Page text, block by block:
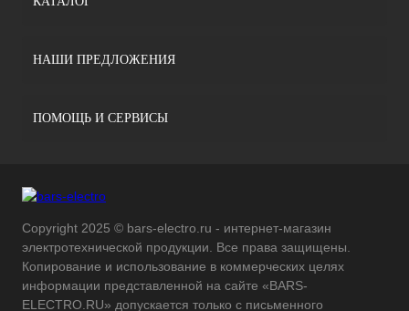
НАШИ ПРЕДЛОЖЕНИЯ
ПОМОЩЬ И СЕРВИСЫ
Copyright 2025 © bars-electro.ru - интернет-магазин
электротехнической продукции. Все права защищены.
Копирование и использование в коммерческих целях
информации представленной на сайте «BARS-
ELECTRO.RU» допускается только с письменного